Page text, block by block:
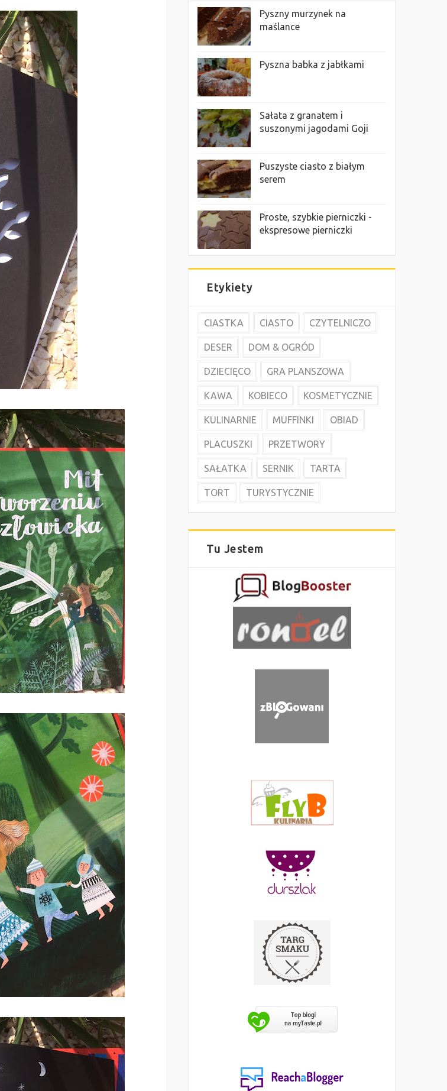
Pyszny murzynek na
maślance
Pyszna babka z jabłkami
Sałata z granatem i
suszonymi jagodami Goji
Puszyste ciasto z białym
serem
Proste, szybkie pierniczki -
ekspresowe pierniczki
Etykiety
CIASTKA CIASTO CZYTELNICZO
DESER DOM & OGRÓD
DZIECIĘCO GRA PLANSZOWA
KAWA KOBIECO KOSMETYCZNIE
KULINARNIE MUFFINKI OBIAD
PLACUSZKI PRZETWORY
SAŁATKA SERNIK TARTA
TORT TURYSTYCZNIE
Tu Jestem